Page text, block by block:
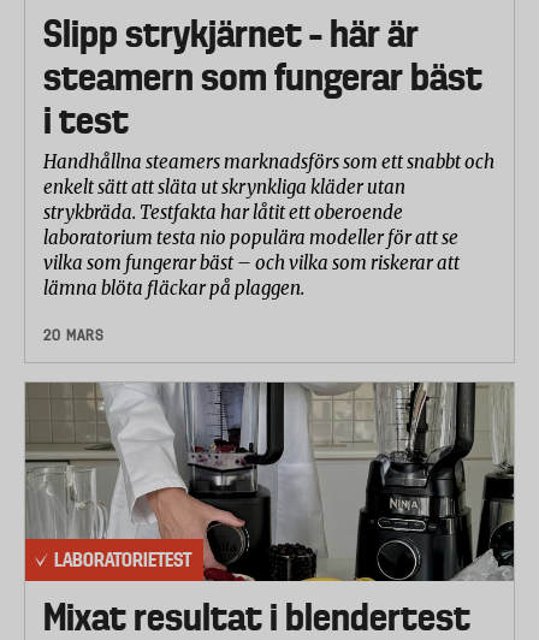
Slipp strykjärnet – här är
steamern som fungerar bäst
i test
Handhållna steamers marknadsförs som ett snabbt och
enkelt sätt att släta ut skrynkliga kläder utan
strykbräda. Testfakta har låtit ett oberoende
laboratorium testa nio populära modeller för att se
vilka som fungerar bäst – och vilka som riskerar att
lämna blöta fläckar på plaggen.
20 MARS
LABORATORIETEST
Mixat resultat i blendertest